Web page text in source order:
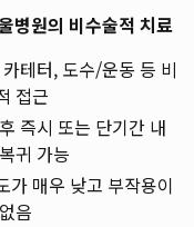
병원의 비수술적 치료
테터, 도수/운동 등 비
접근
즉시 또는 단기간 내
귀 가능
가 매우 낮고 부작용이
음